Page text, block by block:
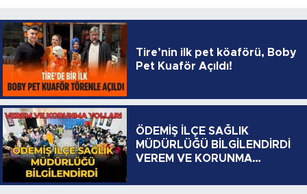
Tire’nin ilk pet köaförü, Boby
Pet Kuaför Açıldı!
ÖDEMİŞ İLÇE SAĞLIK
MÜDÜRLÜĞÜ BİLGİLENDİRDİ
VEREM VE KORUNMA